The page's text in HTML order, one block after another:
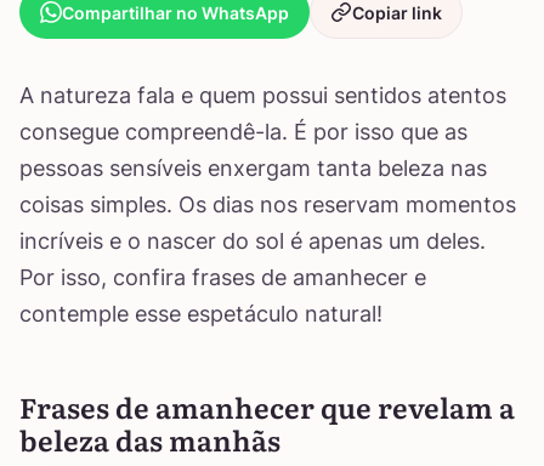
Compartilhar no WhatsApp Copiar link
A natureza fala e quem possui sentidos atentos
consegue compreendê-la. É por isso que as
pessoas sensíveis enxergam tanta beleza nas
coisas simples. Os dias nos reservam momentos
incríveis e o nascer do sol é apenas um deles.
Por isso, confira frases de amanhecer e
contemple esse espetáculo natural!
Frases de amanhecer que revelam a
beleza das manhãs